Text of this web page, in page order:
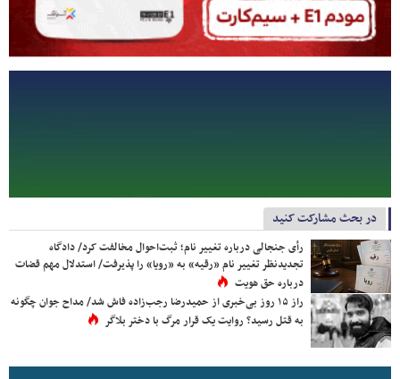
در بحث مشارکت کنید
رأی جنجالی درباره تغییر نام؛ ثبت‌احوال مخالفت کرد/ دادگاه
تجدیدنظر تغییر نام «رقیه» به «رویا» را پذیرفت/ استدلال مهم قضات
درباره حق هویت
راز ۱۵ روز بی‌خبری از حمیدرضا رجب‌زاده فاش شد/ مداح جوان چگونه
به قتل رسید؟ روایت یک قرار مرگ با دختر بلاگر